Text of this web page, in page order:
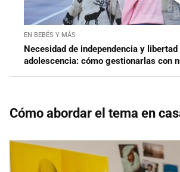
EN BEBÉS Y MÁS
Necesidad de independencia y libertad
adolescencia: cómo gestionarlas con
Cómo abordar el tema en